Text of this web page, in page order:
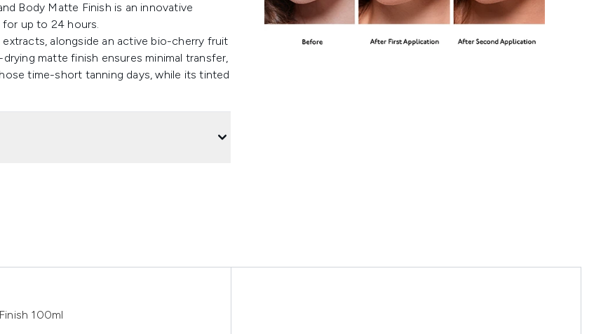
Body Matte Finish is an innovative
up to 24 hours.
alongside an active bio-cherry fruit
matte finish ensures minimal transfer,
time-short tanning days, while its tinted
100ml